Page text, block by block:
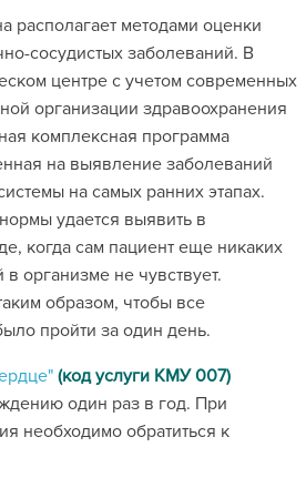
располагает методами оценки
сосудистых заболеваний. В
центре с учетом современных
организации здравоохранения
комплексная программа
на выявление заболеваний
на самых ранних этапах.
удается выявить в
когда сам пациент еще никаких
организме не чувствует.
образом, чтобы все
пройти за один день.
(код услуги КМУ 007)
один раз в год. При
необходимо обратиться к